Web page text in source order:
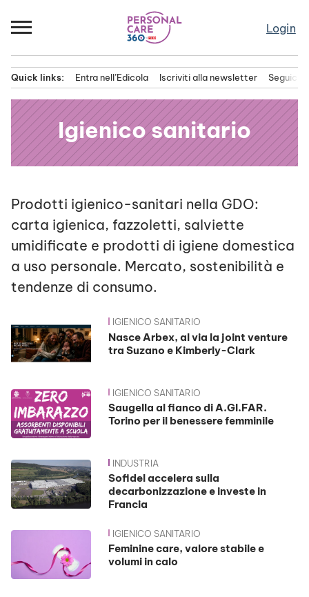
al
Login
principale
Quick links: Entra nell’Edicola Iscriviti alla newsletter Seguici
Igienico sanitario
Prodotti igienico-sanitari nella GDO:
carta igienica, fazzoletti, salviette
umidificate e prodotti di igiene domestica
a uso personale. Mercato, sostenibilità e
tendenze di consumo.
News IGIENICO SANITARIO
Nasce Arbex, al via la joint venture
tra Suzano e Kimberly-Clark
IGIENICO SANITARIO
Saugella al fianco di A.GI.FAR.
Torino per il benessere femminile
INDUSTRIA
Sofidel accelera sulla
decarbonizzazione e investe in
Francia
IGIENICO SANITARIO
Feminine care, valore stabile e
volumi in calo